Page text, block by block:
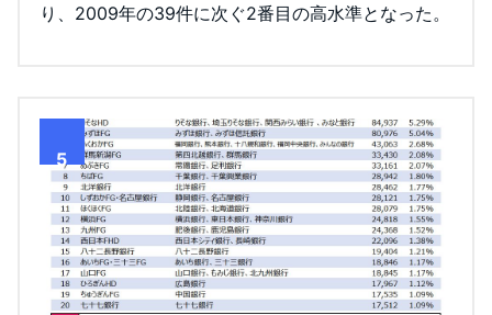
り、2009年の39件に次ぐ2番目の高水準となった。
5